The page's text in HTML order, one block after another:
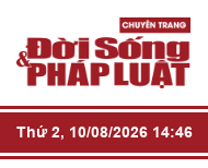
Thứ 2, 10/08/2026 14:46